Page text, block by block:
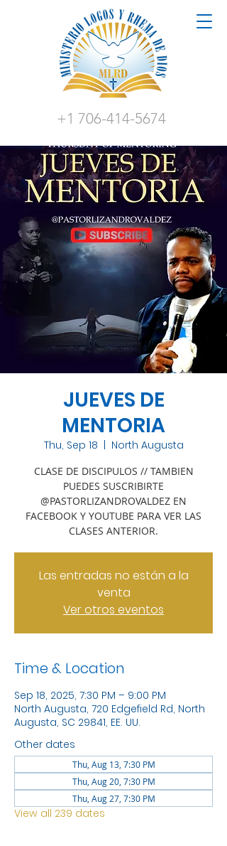
+1 706-414-5674
JUEVES DE
MENTORIA
Thu, Sep 18 North Augusta
CLASE DE DISCIPULOS // TAMBIEN
PUEDES SUSCRIBIRTE
@PASTORLIZANDROVALDEZ EN
FACEBOOK Y YOUTUBE PARA VER LAS
CLASES ANTERIOR.
Las entradas no están a la
venta
Ver otros eventos
Time & Location
Sep 18, 2025, 7:30 PM – 9:00 PM
North Augusta, 720 Edgefield Rd, North
Augusta, SC 29841, EE. UU.
Other dates
Thu, Aug 13, 7:30 PM
Thu, Aug 20, 7:30 PM
Thu, Aug 27, 7:30 PM
View all 239 dates